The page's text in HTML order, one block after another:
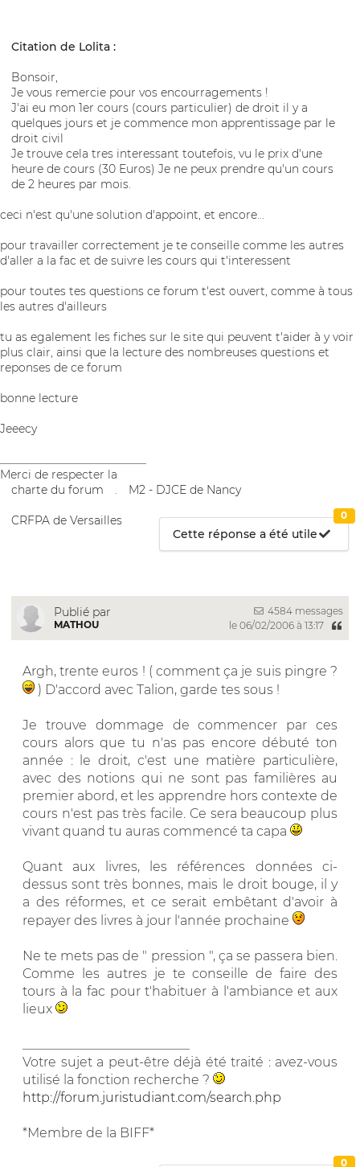
Citation de Lolita :
Bonsoir,
Je vous remercie pour vos encourragements !
J'ai eu mon 1er cours (cours particulier) de droit il y a
quelques jours et je commence mon apprentissage par le
droit civil
Je trouve cela tres interessant toutefois, vu le prix d'une
heure de cours (30 Euros) Je ne peux prendre qu'un cours
de 2 heures par mois.
ceci n'est qu'une solution d'appoint, et encore...
pour travailler correctement je te conseille comme les autres
d'aller a la fac et de suivre les cours qui t'interessent
pour toutes tes questions ce forum t'est ouvert, comme à tous
les autres d'ailleurs
tu as egalement les fiches sur le site qui peuvent t'aider à y voir
plus clair, ainsi que la lecture des nombreuses questions et
reponses de ce forum
bonne lecture
Jeeecy
Merci de respecter la
charte du forum
M2 - DJCE de Nancy
CRFPA de Versailles
Cette réponse a été utile
0
Publié par
MATHOU
4584 messages
le 06/02/2006 à 13:17
Argh, trente euros ! ( comment ça je suis pingre ?
) D'accord avec Talion, garde tes sous !
Je trouve dommage de commencer par ces
cours alors que tu n'as pas encore débuté ton
année : le droit, c'est une matière particulière,
avec des notions qui ne sont pas familières au
premier abord, et les apprendre hors contexte de
cours n'est pas très facile. Ce sera beaucoup plus
vivant quand tu auras commencé ta capa
Quant aux livres, les références données ci-
dessus sont très bonnes, mais le droit bouge, il y
a des réformes, et ce serait embêtant d'avoir à
repayer des livres à jour l'année prochaine
Ne te mets pas de " pression ", ça se passera bien.
Comme les autres je te conseille de faire des
tours à la fac pour t'habituer à l'ambiance et aux
lieux
Votre sujet a peut-être déjà été traité : avez-vous
utilisé la fonction recherche ?
http://forum.juristudiant.com/search.php
*Membre de la BIFF*
0